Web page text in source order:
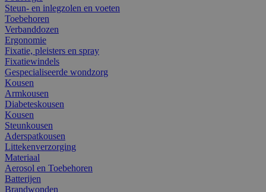
Steun- en inlegzolen en voeten
Toebehoren
Verbanddozen
Ergonomie
Fixatie, pleisters en spray
Fixatiewindels
Gespecialiseerde wondzorg
Kousen
Armkousen
Diabeteskousen
Kousen
Steunkousen
Aderspatkousen
Littekenverzorging
Materiaal
Aerosol en Toebehoren
Batterijen
Brandwonden